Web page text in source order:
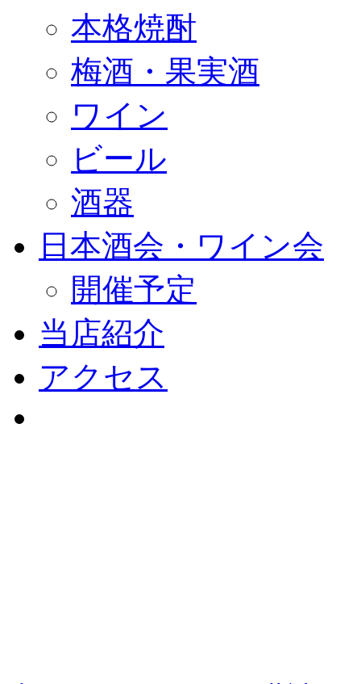
本格焼酎
梅酒・果実酒
ワイン
ビール
酒器
日本酒会・ワイン会
開催予定
当店紹介
アクセス